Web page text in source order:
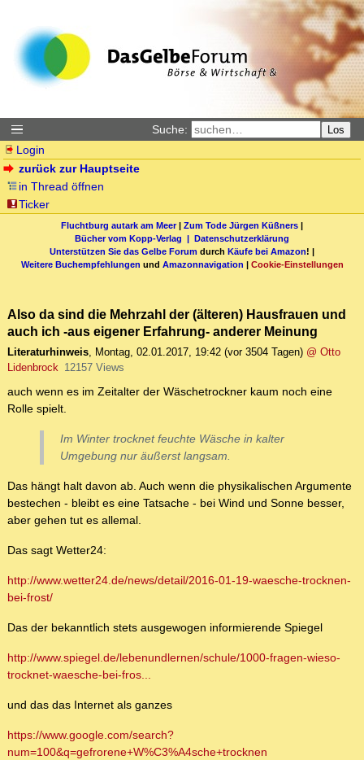
Suche: Los
Login
zurück zur Hauptseite
in Thread öffnen
Ticker
Fluchtburg autark am Meer| Zum Tode Jürgen Küßners |
Bücher vom Kopp-Verlag | Datenschutzerklärung
Unterstützen Sie das Gelbe Forum durch Käufe bei Amazon! |
Weitere Buchempfehlungen und Amazonnavigation | Cookie-Einstellungen
Also da sind die Mehrzahl der (älteren) Hausfrauen und
auch ich -aus eigener Erfahrung- anderer Meinung
Literaturhinweis, Montag, 02.01.2017, 19:42 (vor 3504 Tagen) @ Otto
Lidenbrock 12157 Views
auch wenn es im Zeitalter der Wäschetrockner kaum noch eine
Rolle spielt.
Im Winter trocknet feuchte Wäsche in kalter
Umgebung nur äußerst langsam.
Das hängt halt davon ab. Auch wenn die physikalischen Argumente
bestechen - bleibt es eine Tatsache - bei Wind und Sonne besser,
aber gehen tut es allemal.
Das sagt Wetter24:
http://www.wetter24.de/news/detail/2016-01-19-waesche-trocknen-
bei-frost/
Das der bekanntlich stets ausgewogen informierende Spiegel
http://www.spiegel.de/lebenundlernen/schule/1000-fragen-wieso-
trocknet-waesche-bei-fros...
und das das Internet als ganzes
https://www.google.com/search?
num=100&q=gefrorene+W%C3%A4sche+trocknen